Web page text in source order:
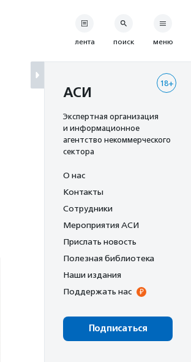
лента поиск меню
18+
АСИ
Экспертная организация
и информационное
агентство некоммерческого
сектора
О нас
Контакты
Сотрудники
Мероприятия АСИ
Прислать новость
Полезная библиотека
Наши издания
Поддержать нас
Подписаться